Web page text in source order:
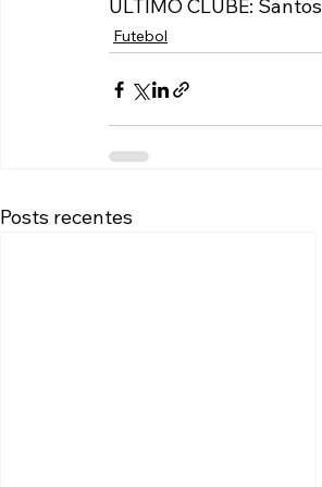
ÚLTIMO CLUBE: Santos
Futebol
Posts recentes